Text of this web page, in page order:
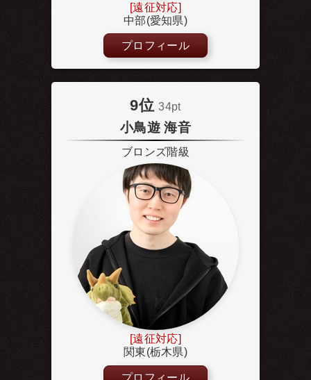
[遠征対応]
中部(愛知県)
プロフィール
9位 34pt
小鳥遊 海音
ブロンズ階級
[遠征対応]
関東(栃木県)
プロフィール